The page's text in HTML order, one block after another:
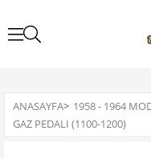
ANASAYFA> 1958 - 1964
GAZ PEDALI (1100-1200)